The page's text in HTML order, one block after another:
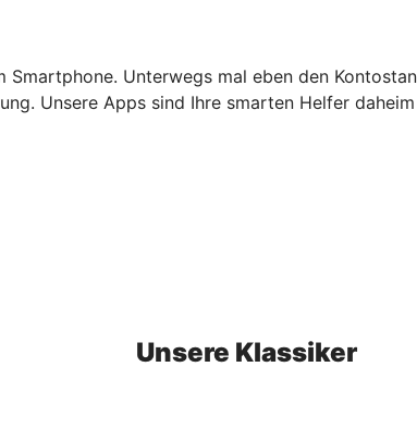
Unterwegs mal eben den
Unsere Apps sind Ihre smarten Helfer
Unsere Klassiker